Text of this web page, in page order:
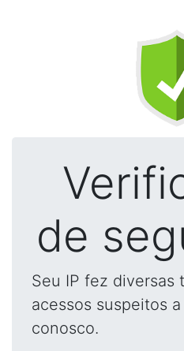
de
Seu IP fez diversas
acessos suspeitos
conosco.